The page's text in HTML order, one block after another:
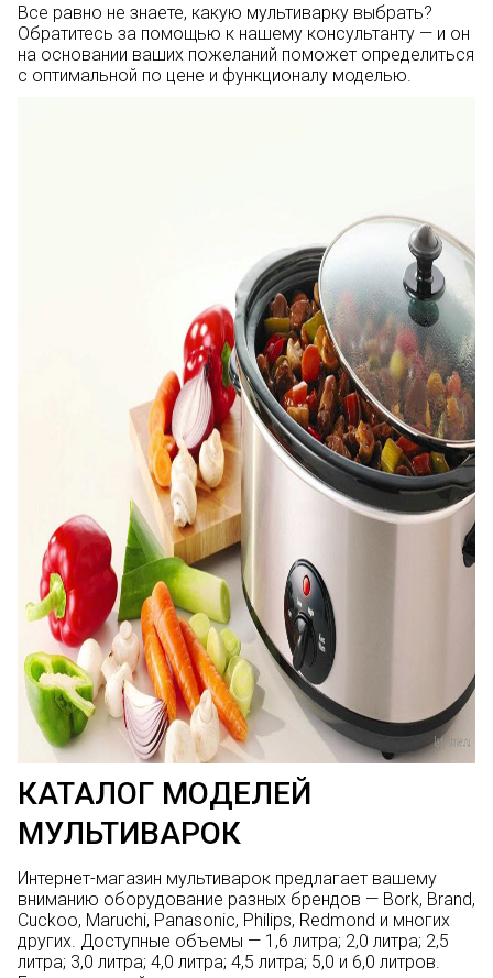
Все равно не знаете, какую мультиварку выбрать?
Обратитесь за помощью к нашему консультанту — и он
на основании ваших пожеланий поможет определиться
с оптимальной по цене и функционалу моделью.
КАТАЛОГ МОДЕЛЕЙ
МУЛЬТИВАРОК
Интернет-магазин мультиварок предлагает вашему
вниманию оборудование разных брендов — Bork, Brand,
Cuckoo, Maruchi, Panasonic, Philips, Redmond и многих
других. Доступные объемы — 1,6 литра; 2,0 литра; 2,5
литра; 3,0 литра; 4,0 литра; 4,5 литра; 5,0 и 6,0 литров.